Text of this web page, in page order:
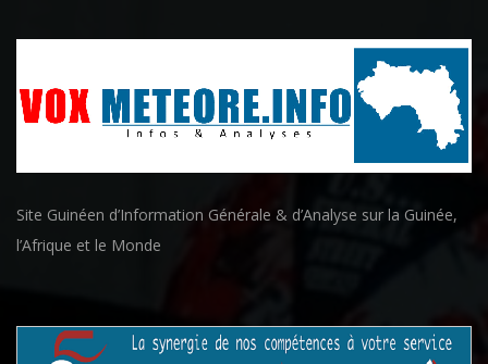
Site Guinéen d’Information Générale & d’Analyse sur la Guinée,
l’Afrique et le Monde